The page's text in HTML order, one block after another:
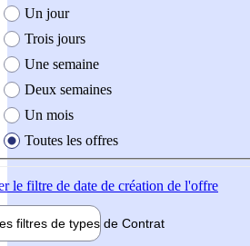
création de l'offre
Un jour
Trois jours
Une semaine
Deux semaines
Un mois
Toutes les offres
le filtre de date de création de l'offre
filtres de types de Contrat